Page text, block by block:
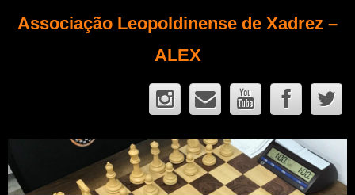
Associação Leopoldinense de Xadrez –
ALEX